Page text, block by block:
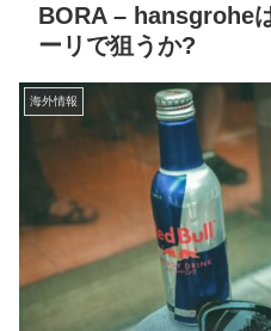
BORA – hansgrohe
ーリで狙うか?
海外情報